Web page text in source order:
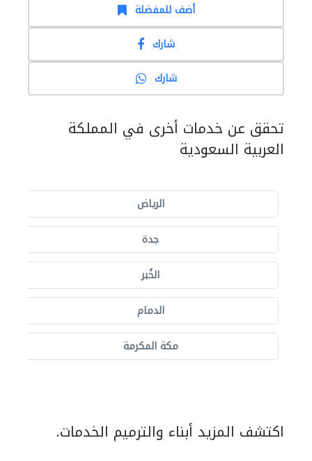
أضف للمفضلة
شارك
شارك
تحقق عن خدمات أخرى في المملكة
العربية السعودية
الرياض
جدة
الخُبر
الدمام
مكة المكرمة
اكتشف المزيد أبناء والترميم الخدمات.